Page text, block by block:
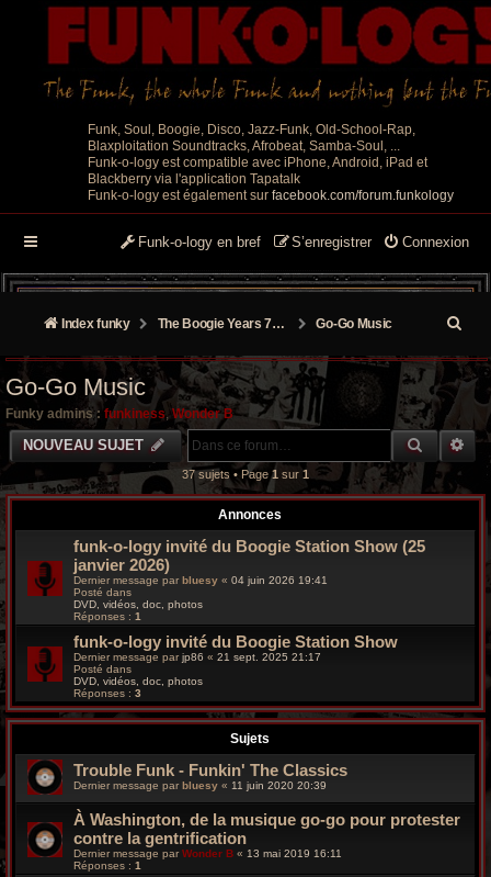
Funk, Soul, Boogie, Disco, Jazz-Funk, Old-School-Rap,
Blaxploitation Soundtracks, Afrobeat, Samba-Soul, ...
Funk-o-logy est compatible avec iPhone, Android, iPad et
Blackberry via l'application Tapatalk
Funk-o-logy est également sur facebook.com/forum.funkology
Connexion
S’enregistrer
Funk-o-logy en bref
Index funky The Boogie Years 70’s/80’s Go-Go Music
e
h
r
c
o
Go-Go Music
Funky admins : funkiness, Wonder B
NOUVEAU SUJET
37 sujets • Page 1 sur 1
Annonces
funk-o-logy invité du Boogie Station Show (25
janvier 2026)
Dernier message par bluesy « 04 juin 2026 19:41
Posté dans
DVD, vidéos, doc, photos
Réponses : 1
funk-o-logy invité du Boogie Station Show
Dernier message parjp86 « 21 sept. 2025 21:17
Posté dans
DVD, vidéos, doc, photos
Réponses : 3
Sujets
Trouble Funk - Funkin' The Classics
Dernier message par bluesy « 11 juin 2020 20:39
À Washington, de la musique go-go pour protester
contre la gentrification
Dernier message par Wonder B « 13 mai 2019 16:11
Réponses : 1